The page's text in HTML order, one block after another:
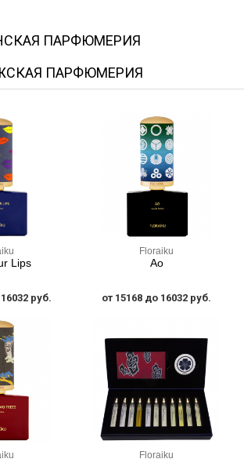
ПАРФЮМЕРИЯ
ПАРФЮМЕРИЯ
Lips
руб.
Floraiku
Ao
от 15168 до 16032 руб.
Floraiku